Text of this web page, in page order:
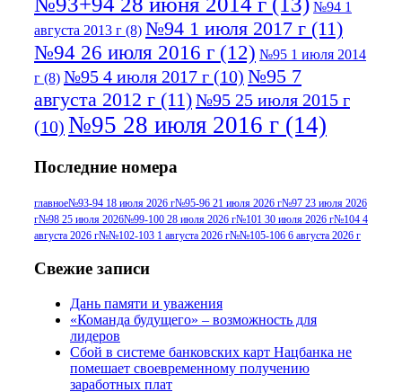
№94 1
августа 2013 г (8) №94 1 июля 2017 г (11)
№94 26 июля 2016 г (12) №95 1 июля 2014
г (8) №95 4 июля 2017 г (10) №95 7
августа 2012 г (11)№95 25 июля 2015 г
(10) №95 28 июля 2016 г (14)
июля 2017 г(11)№96 9 августа 2012
г(13) №96 28 июля 2015 г(9) №96+97 3
июля 2014 г(10)№96+97 30 июля
июля 2017 г
2012 г(15)№97 30 июля 2015 г
(15)№98 1 августа 2015 г
августа 2016 г(10)№98 5 июля 2014 г(10)
Последние номера
главное№93-94 18 июля 2026 г№95-96 21 июля 2026 г№97 23 июля 2026
г№98 25 июля 2026№99-100 28 июля 2026 г№101 30 июля 2026 г№104 4
августа 2026 г№№102-103 1 августа 2026 г№№105-106 6 августа 2026 г
Свежие записи
Дань памяти и уважения
«Команда будущего» – возможность для
лидеров
Сбой в системе банковских карт Нацбанка не
помешает своевременному получению
заработных плат